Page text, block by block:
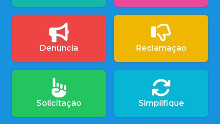
Denúncia Reclamação
Solicitação Simplifique